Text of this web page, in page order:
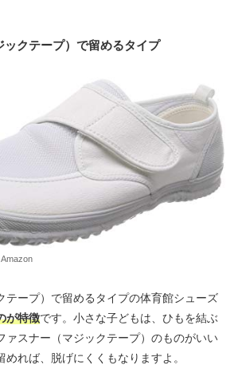
ックテープ）で留めるタイプ
テープ）で留めるタイプの体育館シューズ
が特徴です。小さな子どもは、ひもを結ぶ
ァスナー（マジックテープ）のものがいい
れば、脱げにくくもなりますよ。